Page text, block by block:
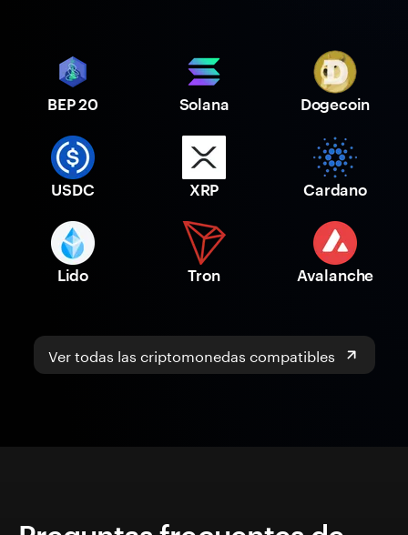
BEP 20 Solana Dogecoin
USDC XRP Cardano
Lido Tron Avalanche
Ver todas las criptomonedas compatibles